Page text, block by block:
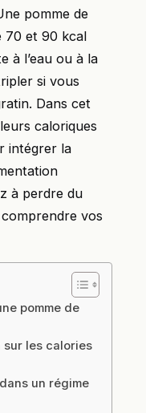
pomme de
70 et 90 kcal
à l’eau ou à la
si vous
Dans cet
caloriques
intégrer la
à perdre du
vos
pomme de
sur les calories
un régime